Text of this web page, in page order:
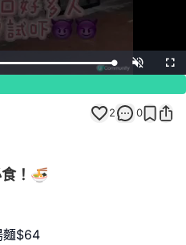
:
Unmute
2 0
！🍜
麵$64